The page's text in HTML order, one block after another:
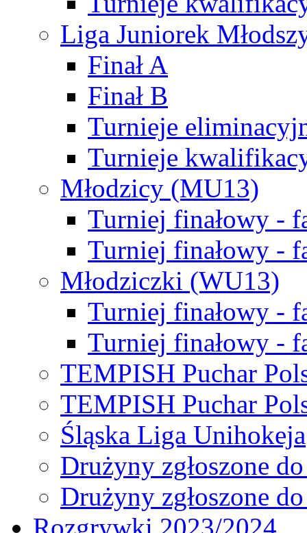
Liga Juniorek
Finał A
Finał B
Turnieje
Turnieje
Młodzicy (MU13)
Turniej finałowy -
Turniej finałowy -
Młodziczki (WU13)
Turniej finałowy -
Turniej finałowy -
TEMPISH Puchar
TEMPISH Puchar
Śląska Liga Unihokeja
Drużyny zgłoszone
Drużyny zgłoszone
Rozgrywki 2023/2024